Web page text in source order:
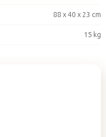
88 x 40 x 23 cm
15 kg